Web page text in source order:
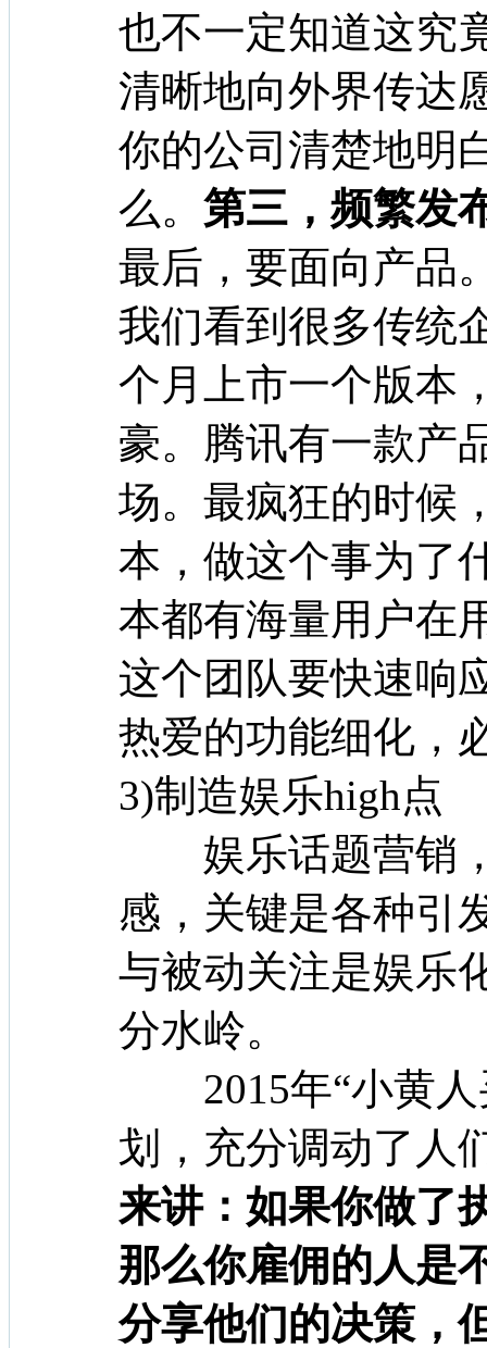
也不一定知道这究
清晰地向外界传达
你的公司清楚地明
么。 第三，频繁发
最后，要面向产品
我们看到很多传统
个月上市一个版本
豪。腾讯有一款产
场。最疯狂的时候
本，做这个事为了
本都有海量用户在
这个团队要快速响
热爱的功能细化
3)制造娱乐high点
娱乐话题营销，
感，关键是各种引
与被动关注是娱乐
分水岭。
2015年“小黄人
划，充分调动了人
来讲：如果你做了
那么你雇佣的人是
分享他们的决策，